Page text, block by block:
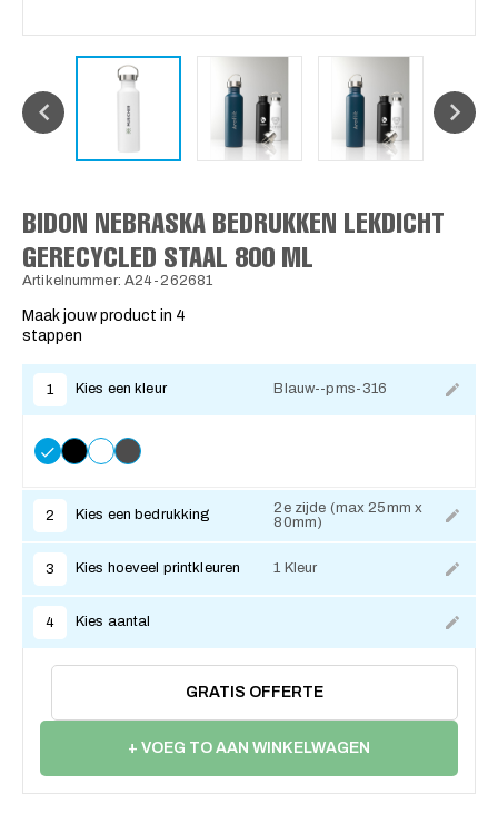
BIDON NEBRASKA BEDRUKKEN LEKDICHT
GERECYCLED STAAL 800 ML
Artikelnummer: A24-262681
Maak jouw product in 4
stappen
1 Kies een kleur Blauw--pms-316
2 Kies een bedrukking
2e zijde (max 25mm x
80mm)
3 Kies hoeveel printkleuren 1 Kleur
4 Kies aantal
GRATIS OFFERTE
+ VOEG TO AAN WINKELWAGEN